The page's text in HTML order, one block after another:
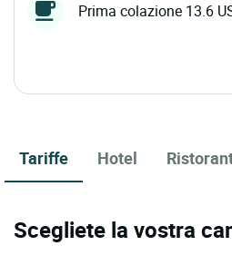
Prima colazione 13.6
Tariffe Hotel
Scegliete la vostra